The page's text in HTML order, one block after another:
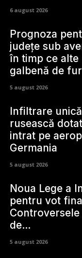
6 august 2026
Prognoza
județe sub
în timp ce alte
galbenă de
5 august 2026
Infiltrare
rusească
intrat pe
Germania
5 august 2026
Noua Lege a
pentru vot
de…
5 august 2026